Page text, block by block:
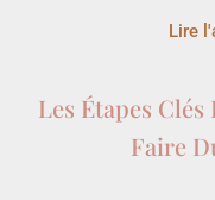
Lire
Les Étapes
Faire